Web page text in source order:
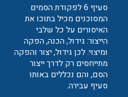
סעיף 6 לפקודת הסמים
המסוכנים מכיל בתוכו את
האיסורים על כל שלבי
הייצור: גידול, הכנה, הפקה
ומיצוי. לכן גידול, יצור והפקה
מתייחסים רק לדרך ייצור
הסם, והם נכללים באותו
סעיף עבירה.